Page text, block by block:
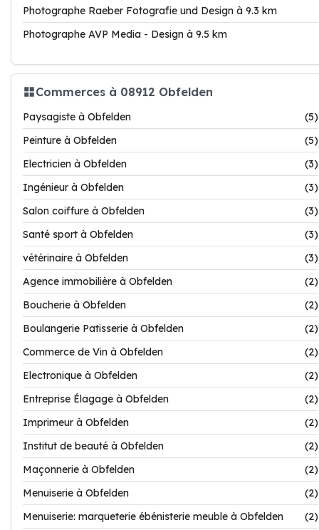
Photographe Raeber Fotografie und Design à 9.3 km
Photographe AVP Media - Design à 9.5 km
Commerces à 08912 Obfelden
Paysagiste à Obfelden
(5)
Peinture à Obfelden
(5)
Electricien à Obfelden
(3)
Ingénieur à Obfelden
(3)
Salon coiffure à Obfelden
(3)
Santé sport à Obfelden
(3)
vétérinaire à Obfelden
(3)
Agence immobilière à Obfelden
(2)
Boucherie à Obfelden
(2)
Boulangerie Patisserie à Obfelden
(2)
Commerce de Vin à Obfelden
(2)
Electronique à Obfelden
(2)
Entreprise Élagage à Obfelden
(2)
Imprimeur à Obfelden
(2)
Institut de beauté à Obfelden
(2)
Maçonnerie à Obfelden
(2)
Menuiserie à Obfelden
(2)
Menuiserie: marqueterie ébénisterie meuble à Obfelden
(2)